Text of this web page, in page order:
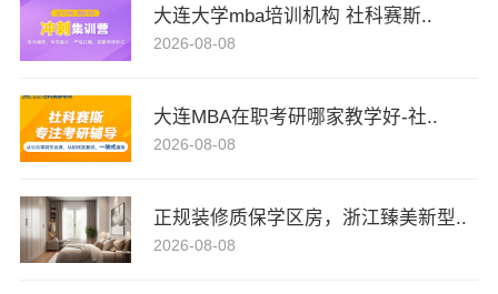
大连大学mba培训机构 社科赛斯..
2026-08-08
大连MBA在职考研哪家教学好-社..
2026-08-08
正规装修质保学区房，浙江臻美新型..
2026-08-08